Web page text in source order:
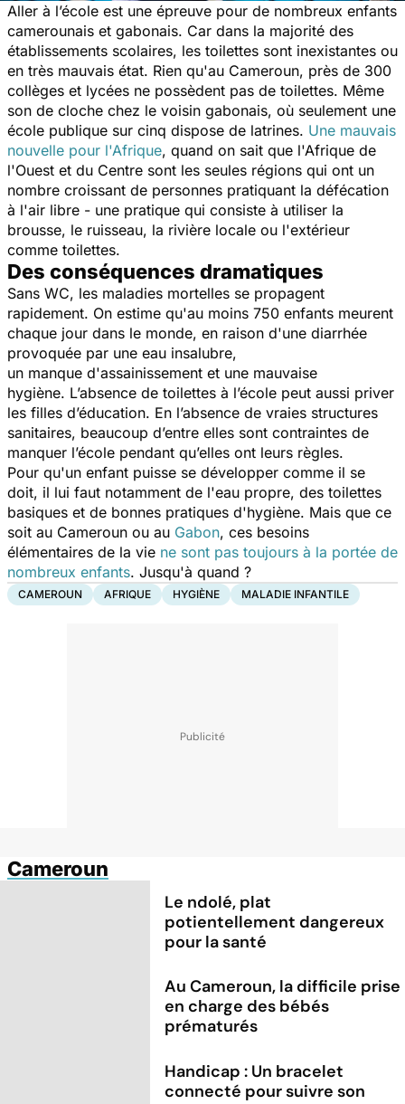
Aller à l’école est une épreuve pour de nombreux enfants
camerounais et gabonais. Car dans la majorité des
établissements scolaires, les toilettes sont inexistantes ou
en très mauvais état. Rien qu'au Cameroun, près de 300
collèges et lycées ne possèdent pas de toilettes. Même
son de cloche chez le voisin gabonais, où seulement une
école publique sur cinq dispose de latrines. Une mauvais
nouvelle pour l'Afrique, quand on sait que l'Afrique de
l'Ouest et du Centre sont les seules régions qui ont un
nombre croissant de personnes pratiquant la défécation
à l'air libre - une pratique qui consiste à utiliser la
brousse, le ruisseau, la rivière locale ou l'extérieur
comme toilettes.
Des conséquences dramatiques
Sans WC, les maladies mortelles se propagent
rapidement. On estime qu'au moins 750 enfants meurent
chaque jour dans le monde, en raison d'une diarrhée
provoquée par une eau insalubre,
un manque d'assainissement et une mauvaise
hygiène. L’absence de toilettes à l’école peut aussi priver
les filles d’éducation. En l’absence de vraies structures
sanitaires, beaucoup d’entre elles sont contraintes de
manquer l’école pendant qu’elles ont leurs règles.
Pour qu'un enfant puisse se développer comme il se
doit, il lui faut notamment de l'eau propre, des toilettes
basiques et de bonnes pratiques d'hygiène. Mais que ce
soit au Cameroun ou au Gabon, ces besoins
élémentaires de la vie ne sont pas toujours à la portée de
nombreux enfants. Jusqu'à quand ?
CAMEROUN AFRIQUE HYGIÈNE MALADIE INFANTILE
Cameroun
Le ndolé, plat
potientellement dangereux
pour la santé
Au Cameroun, la difficile prise
en charge des bébés
prématurés
Handicap : Un bracelet
connecté pour suivre son